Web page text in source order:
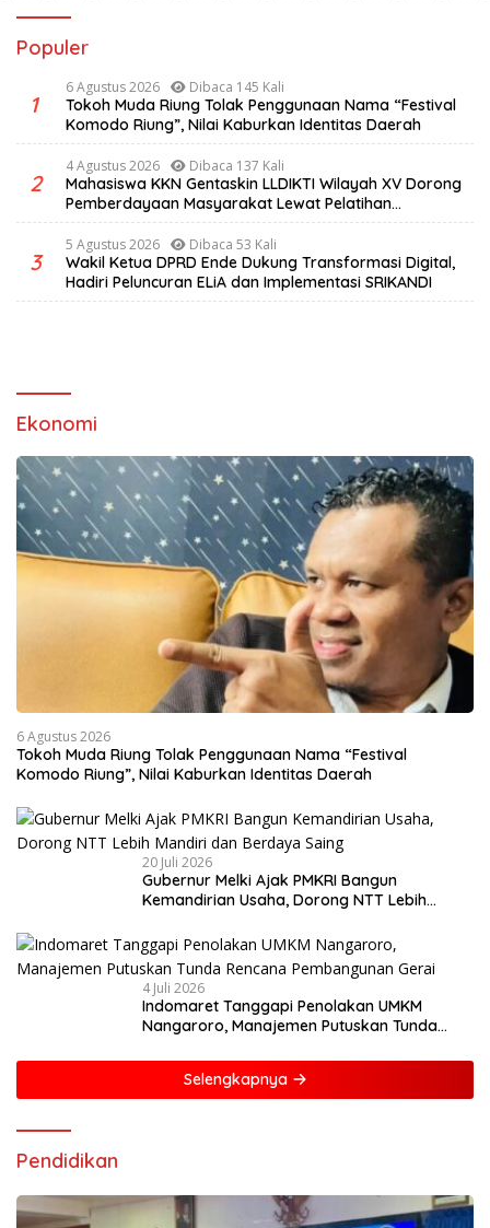
Populer
1
6 Agustus 2026 Dibaca 145 Kali
Tokoh Muda Riung Tolak Penggunaan Nama “Festival
Komodo Riung”, Nilai Kaburkan Identitas Daerah
2
4 Agustus 2026 Dibaca 137 Kali
Mahasiswa KKN Gentaskin LLDIKTI Wilayah XV Dorong
Pemberdayaan Masyarakat Lewat Pelatihan
Pengolahan Hasil Alam di Desa Sisir
3
5 Agustus 2026 Dibaca 53 Kali
Wakil Ketua DPRD Ende Dukung Transformasi Digital,
Hadiri Peluncuran ELiA dan Implementasi SRIKANDI
Ekonomi
6 Agustus 2026
Tokoh Muda Riung Tolak Penggunaan Nama “Festival
Komodo Riung”, Nilai Kaburkan Identitas Daerah
20 Juli 2026
Gubernur Melki Ajak PMKRI Bangun
Kemandirian Usaha, Dorong NTT Lebih
4 Juli 2026
Indomaret Tanggapi Penolakan UMKM
Nangaroro, Manajemen Putuskan Tunda
Selengkapnya
Pendidikan